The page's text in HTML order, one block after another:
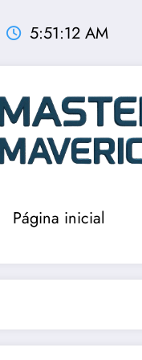
5:51:12 AM
Página inicial